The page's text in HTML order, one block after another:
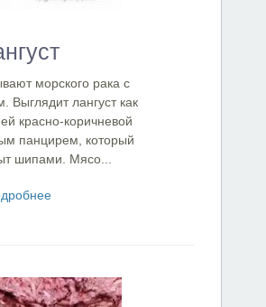
морского рака с
Выглядит лангуст как
красно-коричневой
панцирем, который
шипами. Мясо...